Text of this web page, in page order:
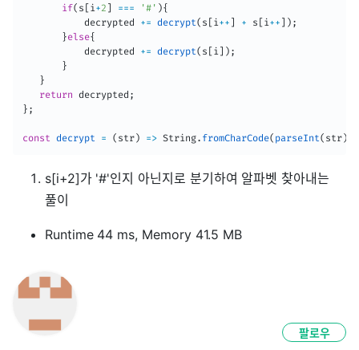
if( s i+2 === '#' ){
           decrypted
+= decrypt( s i++ + s i++ ) ;
}else{
           decrypted
+= decrypt( s i ) ;
}
}
return decrypted ;
} ;
const decrypt = ( str ) => String. fromCharCode( parseInt( str )
s[i+2]가 '#'인지 아닌지로 분기하여 알파벳 찾아내는
풀이
Runtime 44 ms, Memory 41.5 MB
팔로우